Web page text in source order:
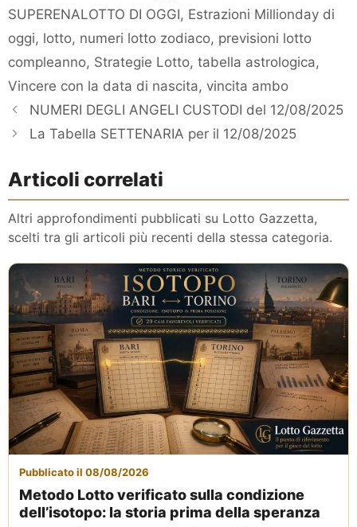
SUPERENALOTTO DI OGGI, Estrazioni Millionday di
oggi, lotto, numeri lotto zodiaco, previsioni lotto
compleanno, Strategie Lotto, tabella astrologica,
Vincere con la data di nascita, vincita ambo
NUMERI DEGLI ANGELI CUSTODI del 12/08/2025
La Tabella SETTENARIA per il 12/08/2025
Articoli correlati
Altri approfondimenti pubblicati su Lotto Gazzetta,
scelti tra gli articoli più recenti della stessa categoria.
Pubblicato il 08/08/2026
Metodo Lotto verificato sulla condizione
dell’isotopo: la storia prima della speranza